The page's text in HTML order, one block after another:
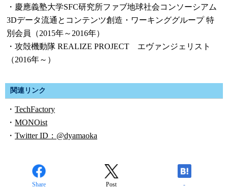
・慶應義塾大学SFC研究所ファブ地球社会コンソーシアム
3Dデータ流通とコンテンツ創造・ワーキンググループ 特
別会員（2015年～2016年）
・攻殻機動隊 REALIZE PROJECT エヴァンジェリスト
（2016年～）
関連リンク
・ TechFactory
・ MONOist
・ Twitter ID：@dyamaoka
Share Post -